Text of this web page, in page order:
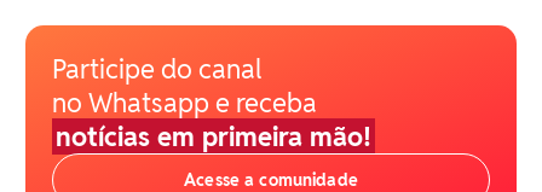
Participe do canal
no Whatsapp e receba
notícias em primeira mão!
Acesse a comunidade